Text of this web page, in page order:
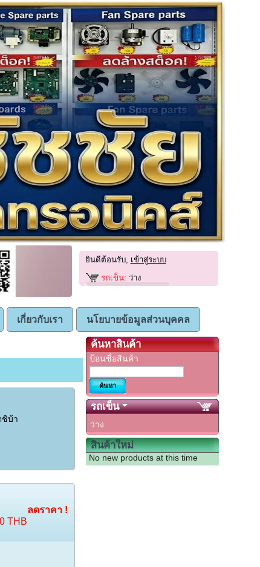
ยินดีต้อนรับ, เข้าสู่ระบบ
รถเข็น: ว่าง
เกี่ยวกับเรา นโยบายข้อมูลส่วนบุคคล
ชิบ้า
ลดราคา !
THB
ค้นหาสินค้า
ป้อนชื่อสินค้า
รถเข็น
ว่าง
สินค้าใหม่
No new products at this time